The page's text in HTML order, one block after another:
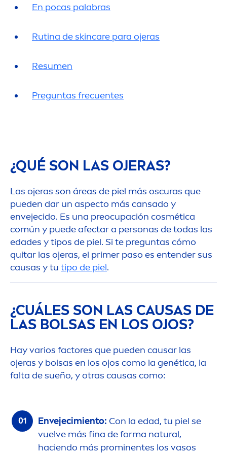
En pocas palabras
Rutina deskincare para ojeras
Resumen
Preguntas frecuentes
¿QUÉ SON LAS OJERAS?
Las ojeras son áreas de piel más oscuras que
pueden dar un aspecto más cansado y
envejecido. Es una preocupación cosmética
común y puede afectar a personas de todas las
edades y tipos de piel. Si te preguntas cómo
quitar las ojeras, el primer paso es entender sus
causas y tu tipo de piel.
¿CUÁLES SON LAS CAUSAS DE
LAS BOLSAS EN LOS OJOS?
Hay varios factores que pueden causar las
ojeras y bolsas en los ojos como la genética, la
falta de sueño, y otras causas como:
Envejecimiento: Con la edad, tu piel se
vuelve más fina de forma natural,
haciendo más prominentes los vasos